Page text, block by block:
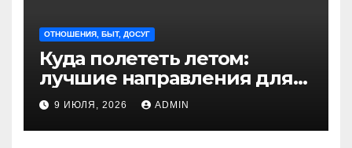
ОТНОШЕНИЯ, БЫТ, ДОСУГ
Куда полететь летом:
лучшие направления для
отдыха из Санкт-
Петербурга
9 ИЮЛЯ, 2026 ADMIN